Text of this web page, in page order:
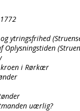
ytringsfrihed
Oplysningstiden
i Rørkær
uærlig?